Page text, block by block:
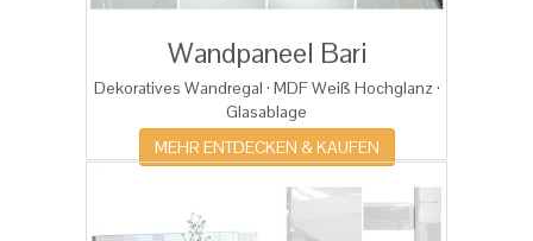
Wandpaneel Bari
Dekoratives Wandregal · MDF Weiß Hochglanz ·
Glasablage
MEHR ENTDECKEN & KAUFEN